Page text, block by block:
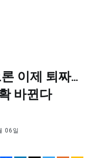
이제 퇴짜…
바뀐다
06일